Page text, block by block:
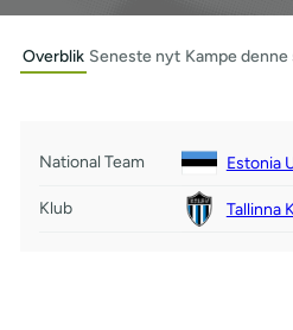
Overblik Seneste nyt Kampe
National Team Estonia
Klub Tallinna